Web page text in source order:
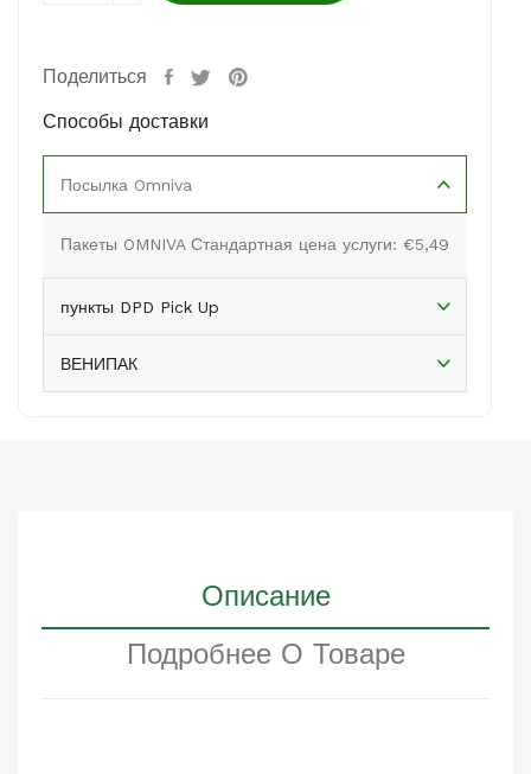
Поделиться
Способы доставки
Посылка Omniva
Пакеты OMNIVA Стандартная цена услуги: €5,49
пункты DPD Pick Up
ВЕНИПАК
Описание
Подробнее О Товаре